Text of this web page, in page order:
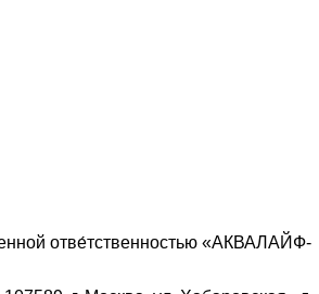
отве́тственностью «АКВАЛАЙФ-